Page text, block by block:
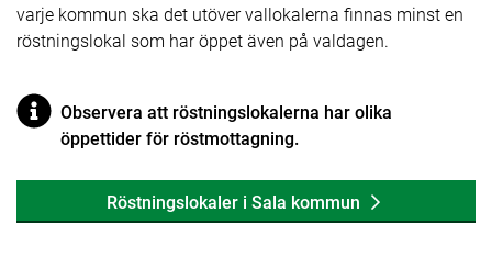
varje kommun ska det utöver vallokalerna finnas minst en
röstningslokal som har öppet även på valdagen.
Observera att röstningslokalerna har olika
öppettider för röstmottagning.
Röstningslokaler i Sala kommun